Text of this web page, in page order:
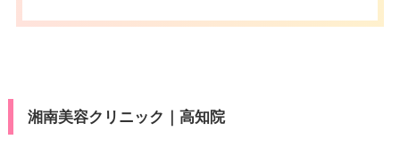
湘南美容クリニック｜高知院